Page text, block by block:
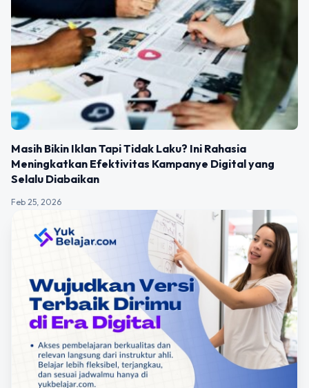
Masih Bikin Iklan Tapi Tidak Laku? Ini Rahasia
Meningkatkan Efektivitas Kampanye Digital yang
Selalu Diabaikan
Feb 25, 2026